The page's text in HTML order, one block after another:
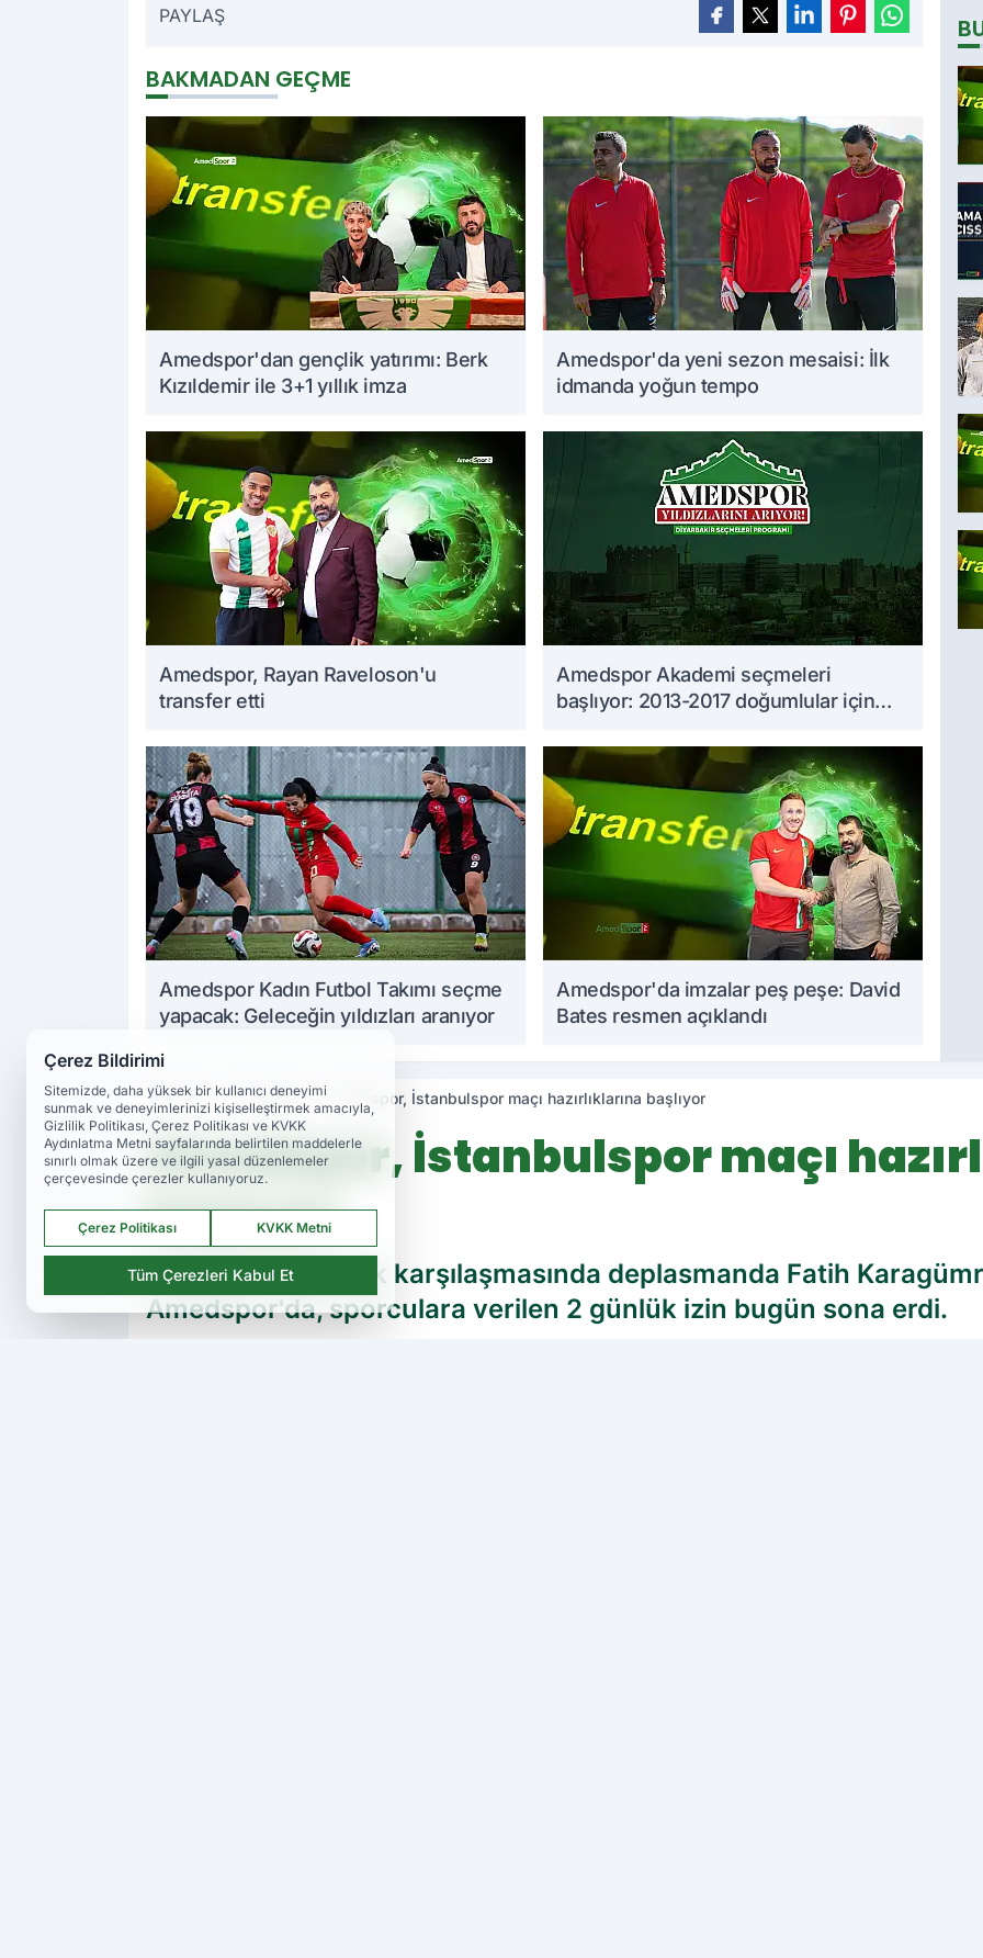
PAYLAŞ
BAKMADAN GEÇME
Amedspor'dan gençlik yatırımı: Berk
Kızıldemir ile 3+1 yıllık imza
Amedspor'da yeni sezon mesaisi: İlk
idmanda yoğun tempo
Amedspor, Rayan Raveloson'u
transfer etti
Amedspor Akademi seçmeleri
başlıyor: 2013-2017 doğumlular için
Amedspor Kadın Futbol Takımı seçme
yapacak: Geleceğin yıldızları aranıyor
Amedspor'da imzalar peş peşe: David
Bates resmen açıklandı
Haberler Amedspor Amedspor, İstanbulspor maçı hazırlıklarına başlıyor
Amedspor, İstanbulspor maçı
başlıyor
Trendyol 1.Lig'in ilk karşılaşmasında deplasmanda Fatih
Amedspor'da, sporculara verilen 2 günlük izin bugün sona erdi.
Çerez Bildirimi
Sitemizde, daha yüksek bir kullanıcı deneyimi
sunmak ve deneyimlerinizi kişiselleştirmek amacıyla,
Gizlilik Politikası, Çerez Politikası ve KVKK
Aydınlatma Metni sayfalarında belirtilen maddelerle
sınırlı olmak üzere ve ilgili yasal düzenlemeler
çerçevesinde çerezler kullanıyoruz.
Çerez Politikası KVKK Metni
Tüm Çerezleri Kabul Et